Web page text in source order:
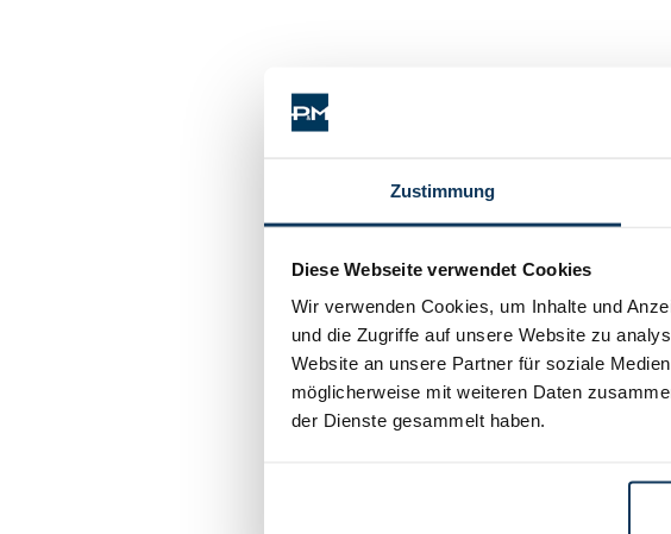
Zustimmung
Diese Webseite verwendet Cookies
Wir verwenden Cookies, um Inhalte und
und die Zugriffe auf unsere Website zu
Website an unsere Partner für soziale
möglicherweise mit weiteren Daten
der Dienste gesammelt haben.